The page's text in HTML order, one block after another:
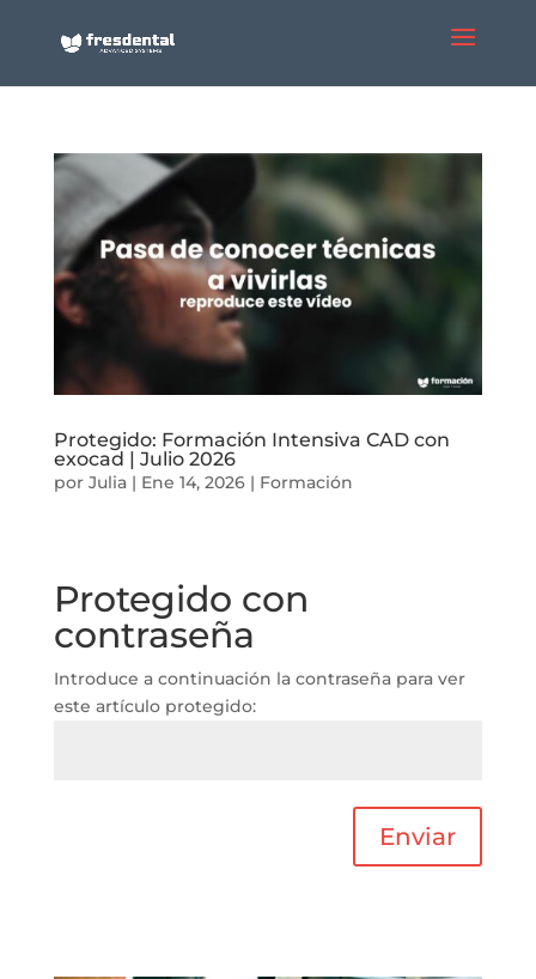
Protegido: Formación Intensiva CAD con
exocad | Julio 2026
por Julia| Ene 14, 2026| Formación
Protegido con
contraseña
Introduce a continuación la contraseña para ver
este artículo protegido:
Enviar